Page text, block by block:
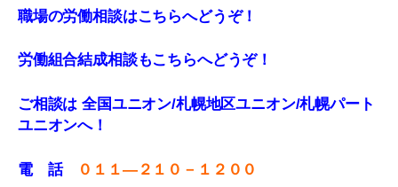
職場の労働相談はこちらへどうぞ！
労働組合結成相談もこちらへどうぞ！
ご相談は 全国ユニオン/札幌地区ユニオン/札幌パート
ユニオンへ！
電 話 ０１１—２１０－１２００